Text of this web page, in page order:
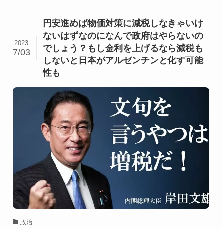
円安進めば物価対策に減税しなきゃいけ
ないはずなのになんで政府はやらないの
でしょう？もし金利を上げるなら減税も
しないと日本がアルゼンチンと化す可能
性も
2023
7/03
政治